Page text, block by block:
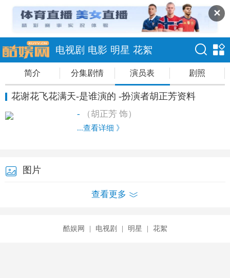
✕
电视剧 电影 明星 花絮
简介 分集剧情 演员表 剧照
花谢花飞花满天-是谁演的 -扮演者胡正芳资料
- （胡正芳 饰）
...查看详细 》
图片
查看更多
酷娱网 | 电视剧 | 明星 | 花絮